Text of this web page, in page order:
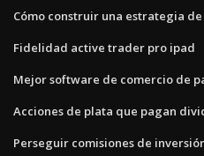
Cómo construir una estrategia
Fidelidad active trader pro ipad
Mejor software de comercio de
Acciones de plata que pagan
Perseguir comisiones de